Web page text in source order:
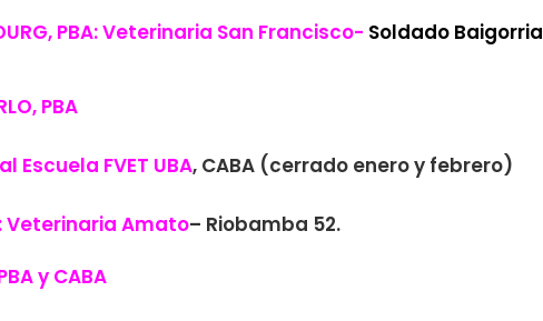
PBA: Veterinaria San Francisco- Soldado Baigorria
PBA
Escuela FVET UBA, CABA (cerrado enero y febrero)
Veterinaria Amato– Riobamba 52.
y CABA